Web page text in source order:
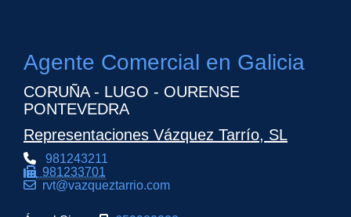
Agente Comercial en Galicia
CORUÑA - LUGO - OURENSE
PONTEVEDRA
Representaciones Vázquez Tarrío, SL
981243211
981233701
rvt
vazqueztarrio.com